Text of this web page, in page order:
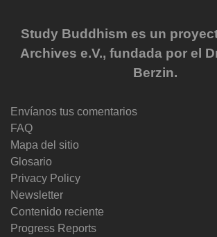
Study Buddhism es un
Archives e.V., fundada por el
Berzin.
Envíanos tus comentarios
FAQ
Mapa del sitio
Glosario
Privacy Policy
Newsletter
Contenido reciente
Progress Reports